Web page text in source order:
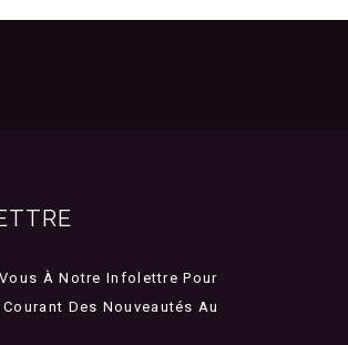
À Notre Infolettre Pour
Des Nouveautés Au